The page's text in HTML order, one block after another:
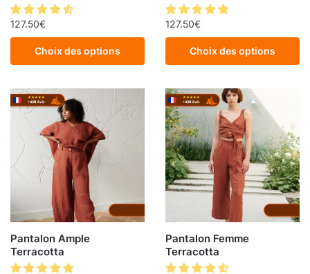
127.50€
Choix des options
127.50€
Choix des options
Pantalon Ample
Terracotta
Pantalon Femme
Terracotta